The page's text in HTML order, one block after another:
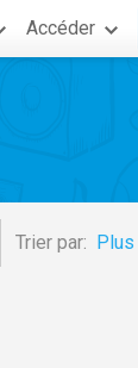
Accéder
Trier par: